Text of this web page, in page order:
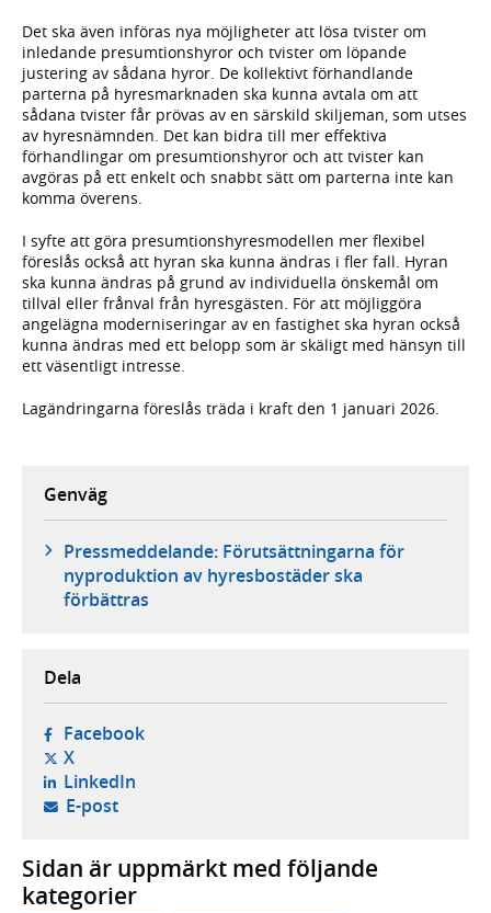
Det ska även införas nya möjligheter att lösa tvister om
inledande presumtionshyror och tvister om löpande
justering av sådana hyror. De kollektivt förhandlande
parterna på hyresmarknaden ska kunna avtala om att
sådana tvister får prövas av en särskild skiljeman, som utses
av hyresnämnden. Det kan bidra till mer effektiva
förhandlingar om presumtionshyror och att tvister kan
avgöras på ett enkelt och snabbt sätt om parterna inte kan
komma överens.
I syfte att göra presumtionshyresmodellen mer flexibel
föreslås också att hyran ska kunna ändras i fler fall. Hyran
ska kunna ändras på grund av individuella önskemål om
tillval eller frånval från hyresgästen. För att möjliggöra
angelägna moderniseringar av en fastighet ska hyran också
kunna ändras med ett belopp som är skäligt med hänsyn till
ett väsentligt intresse.
Lagändringarna föreslås träda i kraft den 1 januari 2026.
Genväg
Pressmeddelande: Förutsättningarna för
nyproduktion av hyresbostäder ska
förbättras
Dela
Facebook- öppnas i ny flik, extern webbplats,
X- öppnas i ny flik, extern webbplats,
LinkedIn- öppnas i ny flik, extern webbplats,
E-post- öppnar din e-postklient,
Sidan är uppmärkt med följande
kategorier